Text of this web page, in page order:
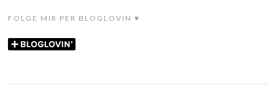
FOLGE MIR PER BLOGLOVIN ♥